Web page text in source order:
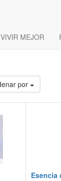
MEJOR
por
Esencia